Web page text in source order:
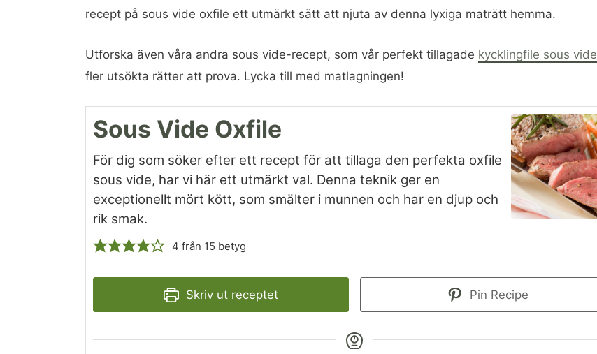
recept på sous vide oxfile ett utmärkt sätt att njuta av denna lyxiga maträtt hemma.
Utforska även våra andra sous vide-recept, som vår perfekt tillagade kycklingfile sous vide
fler utsökta rätter att prova. Lycka till med matlagningen!
Sous Vide Oxfile
För dig som söker efter ett recept för att tillaga den perfekta oxfile
sous vide, har vi här ett utmärkt val. Denna teknik ger en
exceptionellt mört kött, som smälter i munnen och har en djup och
rik smak.
4 från 15 betyg
Skriv ut receptet Pin Recipe